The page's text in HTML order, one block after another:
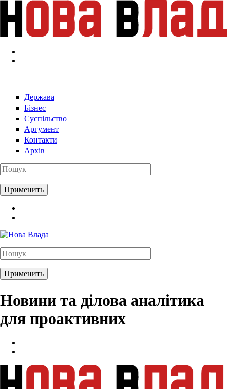
Перейти к основному содержанию
Держава
Бізнес
Суспільство
Аргумент
Контакти
Архів
Новини та ділова аналітика
для проактивних